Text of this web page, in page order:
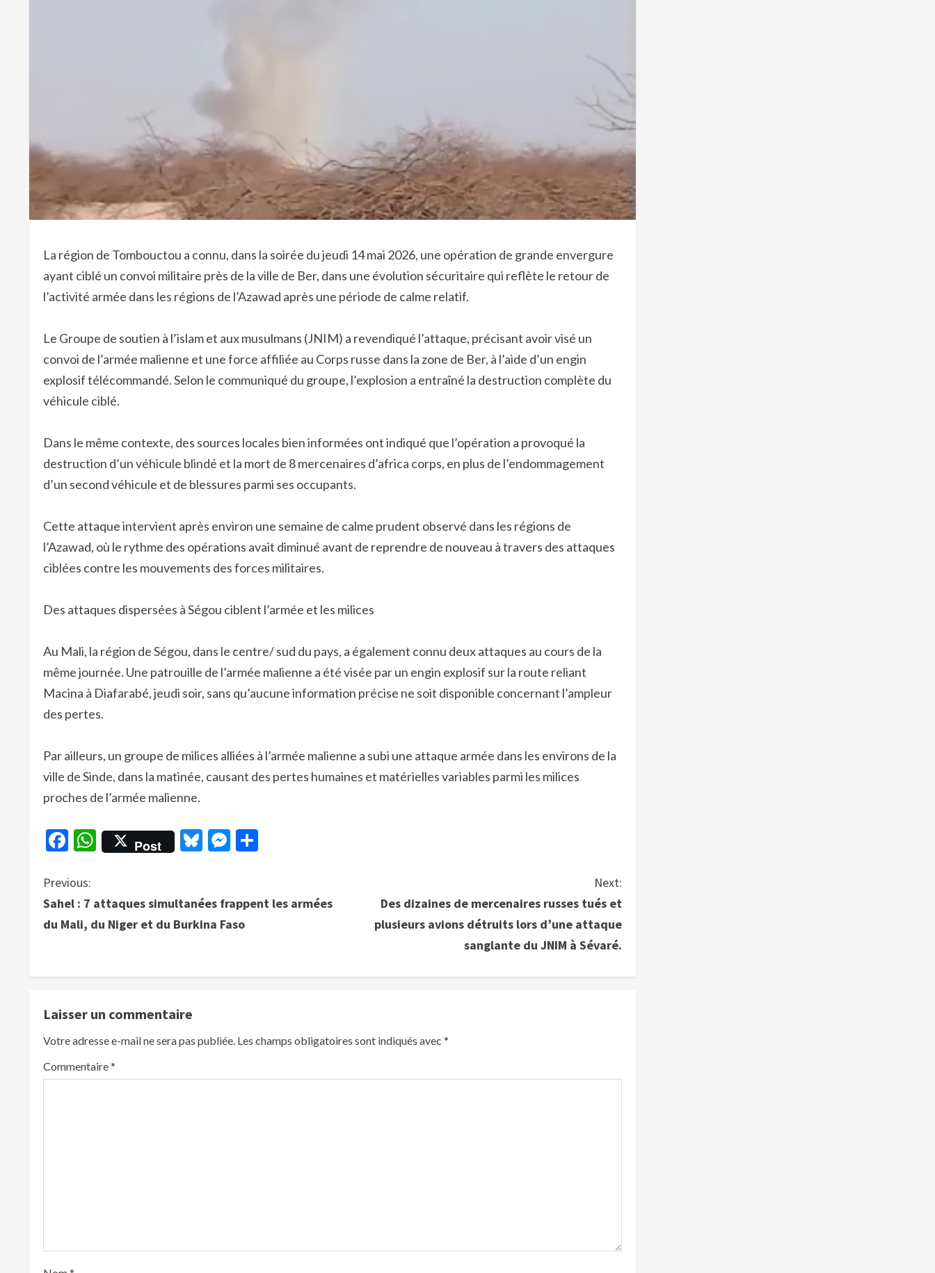
La région de Tombouctou a connu, dans la soirée du jeudi 14 mai 2026, une opération de grande envergure
ayant ciblé un convoi militaire près de la ville de Ber, dans une évolution sécuritaire qui reflète le retour de
l’activité armée dans les régions de l’Azawad après une période de calme relatif.
Le Groupe de soutien à l’islam et aux musulmans (JNIM) a revendiqué l’attaque, précisant avoir visé un
convoi de l’armée malienne et une force affiliée au Corps russe dans la zone de Ber, à l’aide d’un engin
explosif télécommandé. Selon le communiqué du groupe, l’explosion a entraîné la destruction complète du
véhicule ciblé.
Dans le même contexte, des sources locales bien informées ont indiqué que l’opération a provoqué la
destruction d’un véhicule blindé et la mort de 8 mercenaires d’africa corps, en plus de l’endommagement
d’un second véhicule et de blessures parmi ses occupants.
Cette attaque intervient après environ une semaine de calme prudent observé dans les régions de
l’Azawad, où le rythme des opérations avait diminué avant de reprendre de nouveau à travers des attaques
ciblées contre les mouvements des forces militaires.
Des attaques dispersées à Ségou ciblent l’armée et les milices
Au Mali, la région de Ségou, dans le centre/ sud du pays, a également connu deux attaques au cours de la
même journée. Une patrouille de l’armée malienne a été visée par un engin explosif sur la route reliant
Macina à Diafarabé, jeudi soir, sans qu’aucune information précise ne soit disponible concernant l’ampleur
des pertes.
Par ailleurs, un groupe de milices alliées à l’armée malienne a subi une attaque armée dans les environs de la
ville de Sinde, dans la matinée, causant des pertes humaines et matérielles variables parmi les milices
proches de l’armée malienne.
Facebook
WhatsApp
Post BlueskyMessenger
C
o
t
i
n
u
n
Previous:
Sahel : 7 attaques simultanées frappent les armées
du Mali, du Niger et du Burkina Faso
Next:
Des dizaines de mercenaires russes tués et
plusieurs avions détruits lors d’une attaque
sanglante du JNIM à Sévaré.
Laisser un commentaire
Votre adresse e-mail ne sera pas publiée. Les champs obligatoires sont indiqués avec *
Commentaire*